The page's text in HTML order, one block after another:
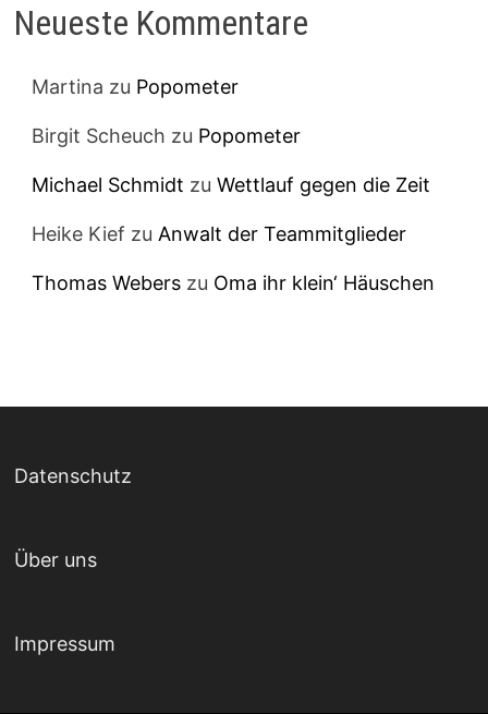
Neueste Kommentare
Martina zu Popometer
Birgit Scheuch zu Popometer
Michael Schmidt zuWettlauf gegen die Zeit
Heike Kief zuAnwalt der Teammitglieder
Thomas Webers zu Oma ihr klein‘ Häuschen
Datenschutz
Über uns
Impressum